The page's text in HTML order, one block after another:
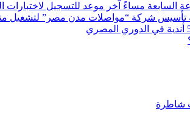
السابعة مساءً آخر موعد للتسجيل لاختبارات
تأسيس شركة “مواصلات مدن مصر” لتشغيل